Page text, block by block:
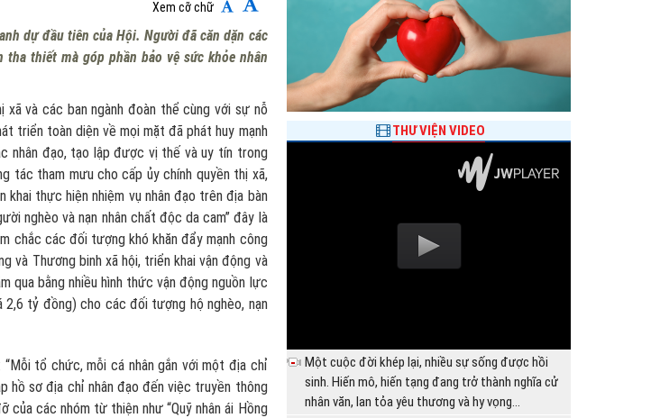
Xem cỡ chữ
dự đầu tiên của Hội. Người đã căn dặn các
thiết mà góp phần bảo vệ sức khỏe nhân
xã và các ban ngành đoàn thể cùng với sự nỗ
triển toàn diện về mọi mặt đã phát huy mạnh
nhân đạo, tạo lập được vị thế và uy tín trong
tác tham mưu cho cấp ủy chính quyền thị xã,
thực hiện nhiệm vụ nhân đạo trên địa bàn
nghèo và nạn nhân chất độc da cam” đây là
chắc các đối tượng khó khăn đẩy mạnh công
và Thương binh xã hội, triển khai vận động và
qua bằng nhiều hình thức vận động nguồn lực
tỷ đồng) cho các đối tượng hộ nghèo, nạn
tổ chức, mỗi cá nhân gắn với một địa chỉ
hồ sơ địa chỉ nhân đạo đến việc truyền thông
các nhóm từ thiện như “Quỹ nhân ái Hồng
THƯ VIỆN VIDEO
Một cuộc đời khép lại, nhiều sự sống được hồi
sinh. Hiến mô, hiến tạng đang trở thành nghĩa cử
nhân văn, lan tỏa yêu thương và hy vọng...